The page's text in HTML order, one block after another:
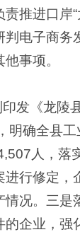
推进口岸
电子商务
事项。
发《龙陵
明确全县
人，落
行修定
况。三
企业，